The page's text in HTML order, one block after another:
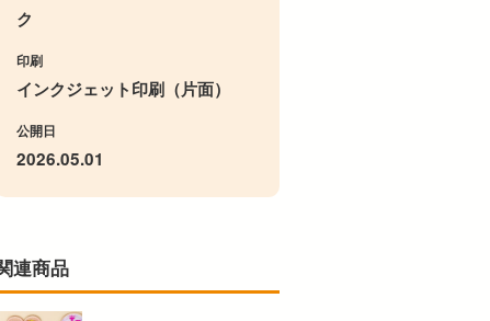
ク
印刷
インクジェット印刷（片面）
公開日
2026.05.01
連商品